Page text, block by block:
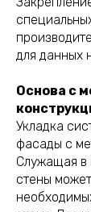
для данных
Основа с
Укладка
фасады с
Служащая в
стены